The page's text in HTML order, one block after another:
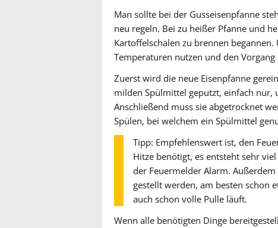
Man sollte bei der Gusseisenpfanne
neu regeln. Bei zu heißer Pfanne und
Kartoffelschalen zu brennen
Temperaturen nutzen und den
Zuerst wird die neue Eisenpfanne
milden Spülmittel geputzt, einfach
Anschließend muss sie abgetrocknet
Spülen, bei welchem ein Spülmittel
Tipp: Empfehlenswert ist, den
Hitze benötigt, es entsteht sehr
der Feuermelder Alarm.
gestellt werden, am besten schon
auch schon volle Pulle läuft.
Wenn alle benötigten Dinge